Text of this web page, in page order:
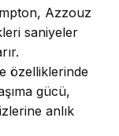
Azzouz
saniyeler
özelliklerinde
gücü,
anlık